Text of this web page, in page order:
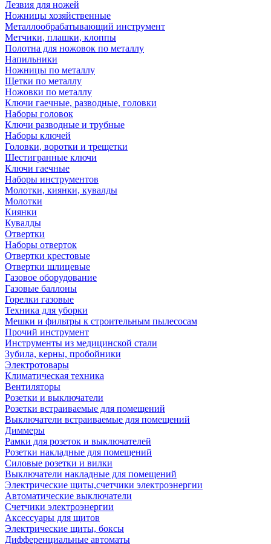
Лезвия для ножей
Ножницы хозяйственные
Металлообрабатывающий инструмент
Метчики, плашки, клоппы
Полотна для ножовок по металлу
Напильники
Ножницы по металлу
Щетки по металлу
Ножовки по металлу
Ключи гаечные, разводные, головки
Наборы головок
Ключи разводные и трубные
Наборы ключей
Головки, воротки и трещетки
Шестигранные ключи
Ключи гаечные
Наборы инструментов
Молотки, киянки, кувалды
Молотки
Киянки
Кувалды
Отвертки
Наборы отверток
Отвертки крестовые
Отвертки шлицевые
Газовое оборудование
Газовые баллоны
Горелки газовые
Техника для уборки
Мешки и фильтры к строительным пылесосам
Прочий инструмент
Инструменты из медицинской стали
Зубила, керны, пробойники
Электротовары
Климатическая техника
Вентиляторы
Розетки и выключатели
Розетки встраиваемые для помещений
Выключатели встраиваемые для помещений
Диммеры
Рамки для розеток и выключателей
Розетки накладные для помещений
Силовые розетки и вилки
Выключатели накладные для помещений
Электрические щиты,счетчики электроэнергии
Автоматические выключатели
Счетчики электроэнергии
Аксессуары для щитов
Электрические щиты, боксы
Дифференциальные автоматы